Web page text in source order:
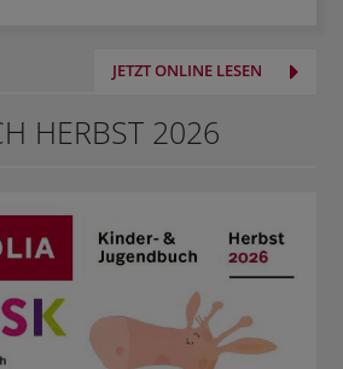
JETZT ONLINE LESEN
HERBST 2026